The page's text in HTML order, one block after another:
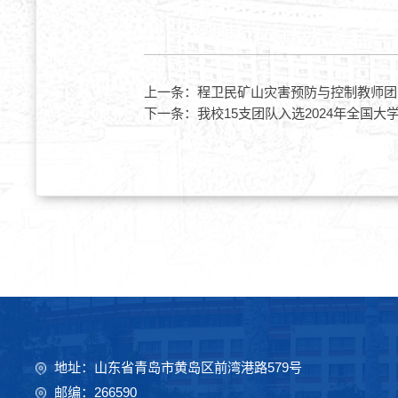
上一条： 程卫民矿山灾害预防与控制教师
下一条： 我校15支团队入选2024年全国大
地址：山东省青岛市黄岛区前湾港路579号
邮编：266590